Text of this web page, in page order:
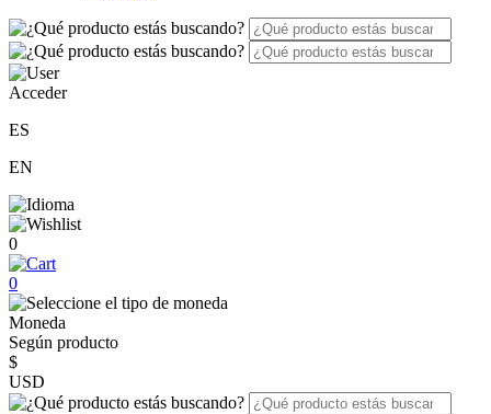
Acceder
ES
EN
0
0
Moneda
Según producto
$
USD